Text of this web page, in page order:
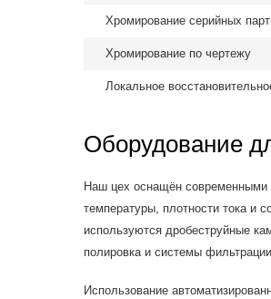
Хромирование серийных
Хромирование по чертежу
Локальное
Оборудование
Наш цех оснащён современными
температуры, плотности тока и
используются дробеструйные
полировка и системы
Использование